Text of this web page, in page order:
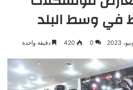
في وسط البلد
0
420 دقيقة واحدة